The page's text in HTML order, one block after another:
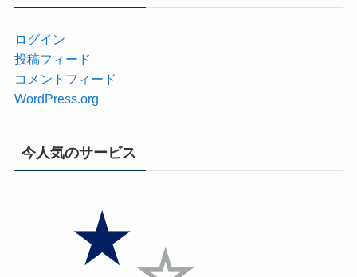
ログイン
投稿フィード
コメントフィード
WordPress.org
今人気のサービス